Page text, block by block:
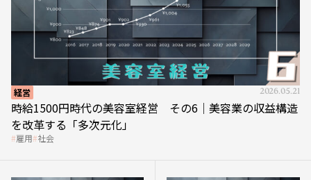
経営 2026.05.21
時給1500円時代の美容室経営 その6｜美容業の収益構造
を改革する「多次元化」
雇用 社会